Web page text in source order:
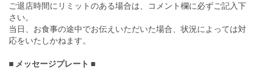
ご退店時間にリミットのある場合は、コメント欄に必ずご記入下
さい。
当日、お食事の途中でお伝えいただいた場合、状況によっては対
応をいたしかねます。
■ メッセージプレート ■